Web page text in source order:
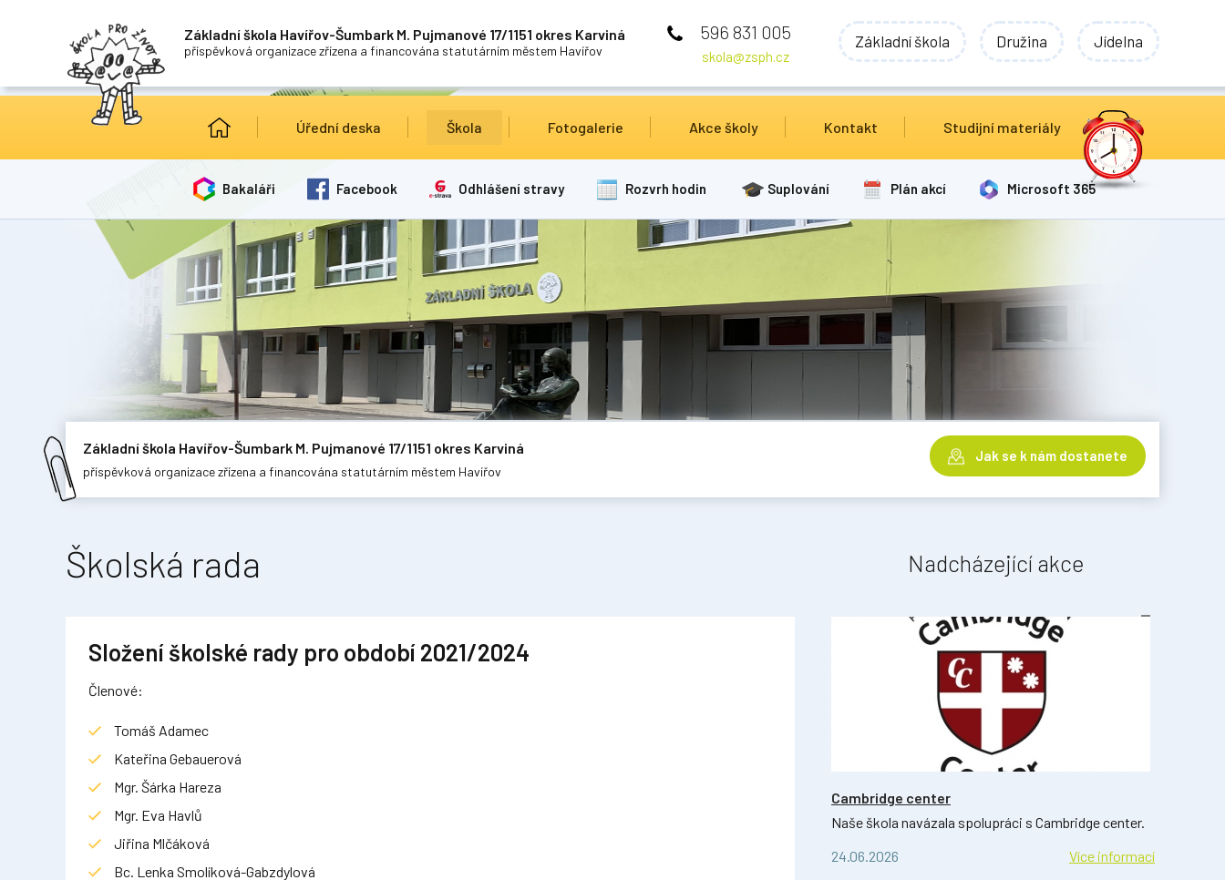
Základní škola Havířov-Šumbark M. Pujmanové 17/1151 okres Karviná
příspěvková organizace zřízena a financována statutárním městem Havířov
596 831 005
skola@zsph.cz
Základní škola Družina Jídelna
Úřední deska Škola Fotogalerie Akce školy Kontakt Studijní materiály
Bakaláři Facebook Odhlášení stravy Rozvrh hodin Suplování Plán akcí Microsoft 365
Základní škola Havířov-Šumbark M. Pujmanové 17/1151 okres Karviná
příspěvková organizace zřízena a financována statutárním městem Havířov
Jak se k nám dostanete
Školská rada
Složení školské rady pro období 2021/2024
Členové:
Tomáš Adamec
Kateřina Gebauerová
Mgr. Šárka Hareza
Mgr. Eva Havlů
Jiřina Mlčáková
Bc. Lenka Smolíková-Gabzdylová
Nadcházející akce
Cambridge center
Naše škola navázala spolupráci s Cambridge center.
24.06.2026
Více informací